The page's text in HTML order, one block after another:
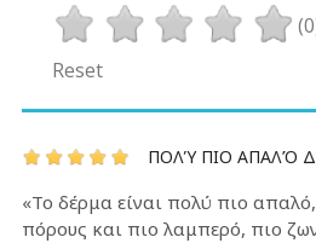
Reset
ΠΟΛΎ ΠΙΟ ΑΠΑΛΌ
«Το δέρμα είναι πολύ πιο
πόρους και πιο λαμπερό, πιο